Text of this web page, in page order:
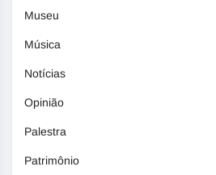
Museu
Música
Notícias
Opinião
Palestra
Patrimônio